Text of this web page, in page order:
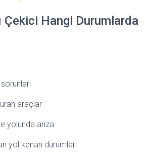
Çekici Hangi Durumlarda
araçlar
yolunda arıza
yol kenarı durumları